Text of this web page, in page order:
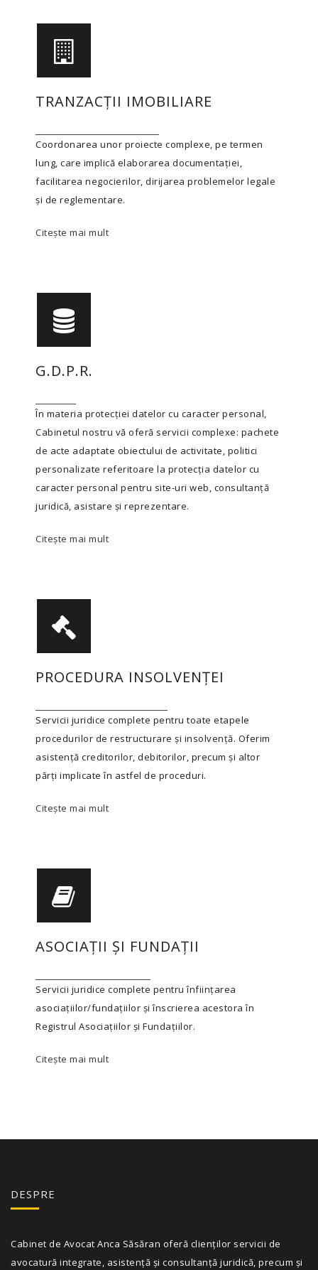
TRANZACȚII IMOBILIARE
Coordonarea unor proiecte complexe, pe termen
lung, care implică elaborarea documentației,
facilitarea negocierilor, dirijarea problemelor legale
și de reglementare.
Citește mai mult
G.D.P.R.
În materia protecției datelor cu caracter personal,
Cabinetul nostru vă oferă servicii complexe: pachete
de acte adaptate obiectului de activitate, politici
personalizate referitoare la protecția datelor cu
caracter personal pentru site-uri web, consultanță
juridică, asistare și reprezentare.
Citește mai mult
PROCEDURA INSOLVENȚEI
Servicii juridice complete pentru toate etapele
procedurilor de restructurare și insolvență. Oferim
asistență creditorilor, debitorilor, precum și altor
părți implicate în astfel de proceduri.
Citește mai mult
ASOCIAȚII ȘI FUNDAȚII
Servicii juridice complete pentru înființarea
asociațiilor/fundațiilor și înscrierea acestora în
Registrul Asociațiilor și Fundațiilor.
Citește mai mult
DESPRE
Cabinet de Avocat Anca Săsăran oferă clienților servicii de
avocatură integrate, asistență și consultanță juridică, precum și